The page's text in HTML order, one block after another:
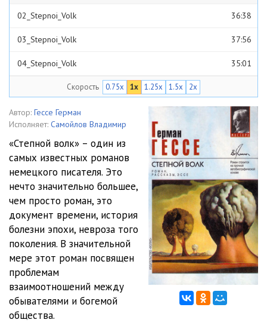
02_Stepnoi_Volk 36:38
03_Stepnoi_Volk 37:56
04_Stepnoi_Volk 35:01
05_Stepnoi_Volk
06_Stepnoi_Volk 40:59
40:07
08_Stepnoi_Volk 36:26
09_Stepnoi_Volk 33:47
10_Stepnoi_Volk 36:40
11_Stepnoi_Volk 39:21
12_Stepnoi_Volk 35:37
13_Stepnoi_Volk
14_Stepnoi_Volk
Скорость 0.75x 1x 1.25x 1.5x 2x
Автор: Гессе Герман
Исполняет: Самойлов Владимир
«Степной волк» – один из
самых известных романов
немецкого писателя. Это
нечто значительно большее,
чем просто роман, это
документ времени, история
болезни эпохи, невроза того
поколения. В значительной
мере этот роман посвящен
проблемам
взаимоотношений между
обывателями и богемой
общества.